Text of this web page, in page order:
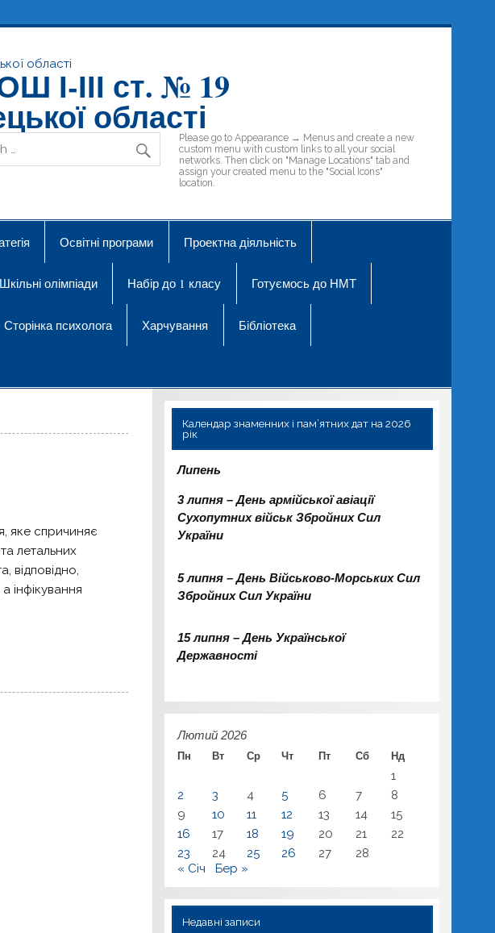
І-ІІІ ст. № 19
областіPlease go to Appearance → Menus and create a new
custom menu with custom links to all your social
networks. Then click on "Manage Locations" tab and
assign your created menu to the "Social Icons"
location.
Освітні програми Проектна діяльність
Шкільні олімпіади Набір до 1 класу Готуємось до НМТ
Сторінка психолога Харчування Бібліотека
яке спричиняє
летальних
відповідно,
інфікування
Календар знаменних і пам’ятних дат на 2026
рік
Липень
3 липня – День армійської авіації
Сухопутних військ Збройних Сил
України
5 липня – День Військово-Морських Сил
Збройних Сил України
15 липня – День Української
Державності
Лютий 2026
Пн Вт Ср Чт Пт Сб Нд
1
2
3 4 5 6 7
8
9
10 11 12 13 14
15
16
17 18 19 20 21
22
23
24 25 26 27
28
« Січ
Бер »
Недавні записи